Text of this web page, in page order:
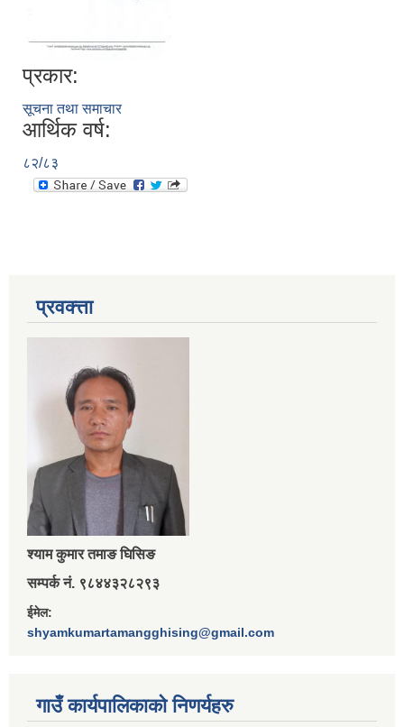
प्रकार:
सूचना तथा समाचार
आर्थिक वर्ष:
८२/८३
प्रवक्त्ता
श्‍याम कुमार तमाङ घिसिङ
सम्पर्क नं. ९८४४३२८२९३
ईमेल:
shyamkumartamangghising@gmail.com
गाउँ कार्यपालिकाकाे निणर्यहरु